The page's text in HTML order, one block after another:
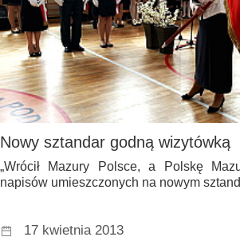
Nowy sztandar godną wizytówką
„Wrócił Mazury Polsce, a Polskę
napisów umieszczonych na nowym
17 kwietnia 2013